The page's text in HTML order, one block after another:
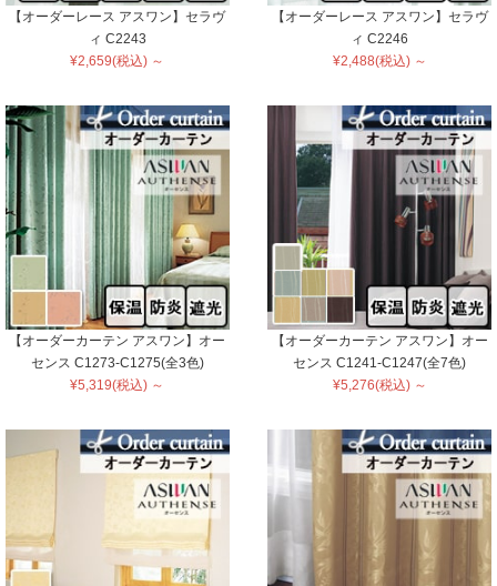
【オーダーレース アスワン】セラヴ
ィ C2243
¥2,659(税込) ～
【オーダーレース アスワン】セラヴ
ィ C2246
¥2,488(税込) ～
【オーダーカーテン アスワン】オー
センス C1273-C1275(全3色)
¥5,319(税込) ～
【オーダーカーテン アスワン】オー
センス C1241-C1247(全7色)
¥5,276(税込) ～